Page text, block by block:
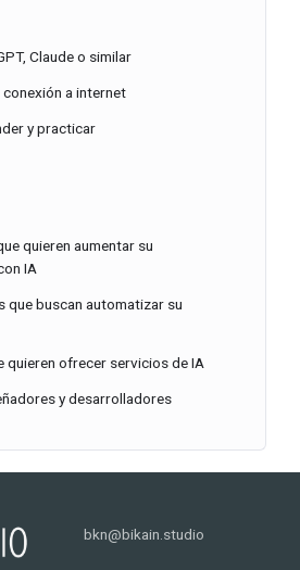
Claude o similar
a internet
y practicar
quieren aumentar su
IA
que buscan automatizar su
quieren ofrecer servicios de IA
y desarrolladores
bkn@bikain.studio